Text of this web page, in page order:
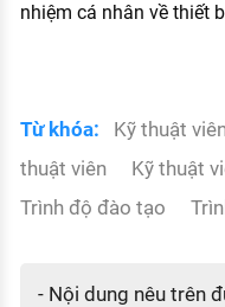
nhiệm cá nhân về thiết
Từ khóa: Kỹ thuật
thuật viên
Kỹ thuật
Trình độ đào tạo
- Nội dung nêu trên